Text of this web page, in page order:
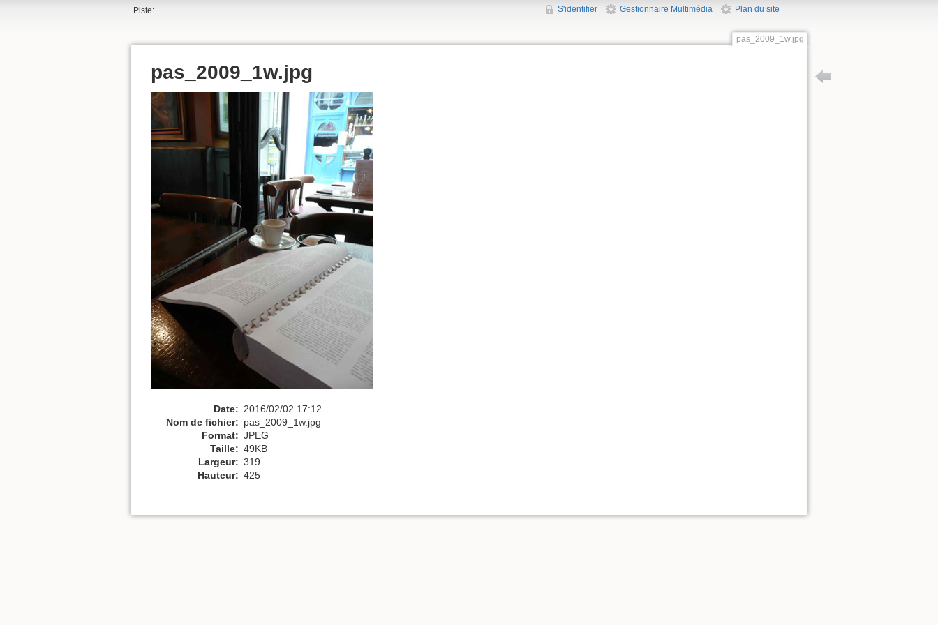
S'identifier Gestionnaire Multimédia Plan du site
Piste:
pas_2009_1w.jpg
pas_2009_1w.jpg
Date: 2016/02/02 17:12
Nom de fichier: pas_2009_1w.jpg
Format: JPEG
Taille: 49KB
Largeur: 319
Hauteur: 425